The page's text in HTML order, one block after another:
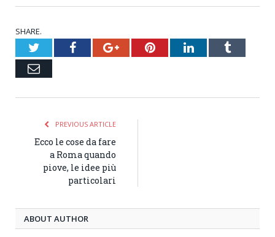
SHARE.
TwitterFacebookGoogle+PinterestLinkedInTumblr
Email
PREVIOUS ARTICLE
Ecco le cose da fare
a Roma quando
piove, le idee più
particolari
ABOUT AUTHOR